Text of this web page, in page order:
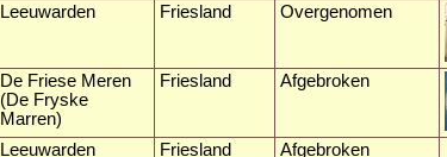
Leeuwarden Friesland Overgenomen
De Friese Meren
(De Fryske
Marren)
Friesland Afgebroken
Leeuwarden Friesland Afgebroken